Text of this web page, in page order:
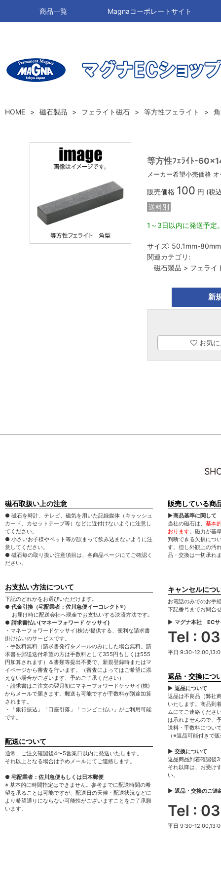
商品一覧 Magnaコーポレートサイト
HOME 磁石製品 フェライト磁石 等方性フェライト
等方性ﾌｪﾗｲﾄ-
メーカー希望小売価格
販売価格 100 円 (税
送料別
1～3日以内に発送予定
サイズ: 50.1mm-
関連カテゴリ:
磁石製品 > フェライ
新
お気
磁石取扱い上の注意
● 磁石を時計、テレビ、磁気を用いた記録媒体（キャッシュ
カード、カセットテープ等）などに近付けないように注意し
てください。
● 小さいお子様やペット等が誤まって飲み込まないように注
意してください。
● 磁石毎の取り扱い注意項目は、各商品ページにてご確認く
ださい。
お支払い方法について
下記のどれかをお選びいただけます。
● 代金引換（宅配業者：佐川急便イーコレクト®）
お届け時に配送会社へ現金でお支払いする決済方法です｡
● 請求書払い(マネーフォワード ケッサイ)
・マネーフォワードケッサイ(株)が提供する、便利な請求書
掛け払いのサービスです。
・手数料無料（請求書発行をメールのみにした場合無料。請
求書を郵送送付希望の方は手数料として355円もしくは555
円加算されます）＆書類等提出不要で、新規登録時またはマ
イページから審査を行います。（審査によってはご希望に添
えない場合がございます、予めご了承ください）
・請求書はご注文の翌月初にマネーフォワードケッサイ(株)
からメールで届きます。郵送も可能ですが手数料が別途加算
されます。
・「銀行振込」「口座引落」「コンビニ払い」がご利用可能
です。
配送について
通常、ご注文確認後4〜5営業日以内に発送いたします。
それ以上となる場合は予めメールにてご連絡します。
● 宅配業者：佐川急便もしくは日本郵便
※ 基本的に時間指定はできません。参考までに配送時間の希
望を承ることは可能ですが、配送日の天候・配送状況などに
より希望通りにならない可能性がございますことをご了承願
います。
販売している商
▶商品基準に関して
当社の磁石は、 基本
おります。磁力が基
判断できる欠損につ
す。但し外観上の汚
品・交換は一切承れ
キャンセルにつ
お電話のみでのお手
下記番号までお問合
▶ マグナ本社 ECサ
Tel :
平日 9:30-
返品・交換につ
▶ 返品について
返品は不良品（弊社
いたします。商品到
ムにてご連絡くださ
は承れませんので、
送料・手数料につい
（※返品可能付きで
▶ 交換について
返品商品到着確認後
それ以降は、お受け
い。
▶ 返品・交換のご連
Tel :
平日 9:30-